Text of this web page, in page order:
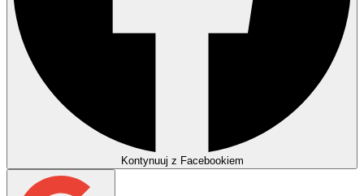
Kontynuuj z Facebookiem